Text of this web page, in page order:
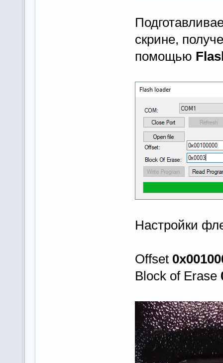
скрине,
помощью
Настройки
Offset
Block of Erase